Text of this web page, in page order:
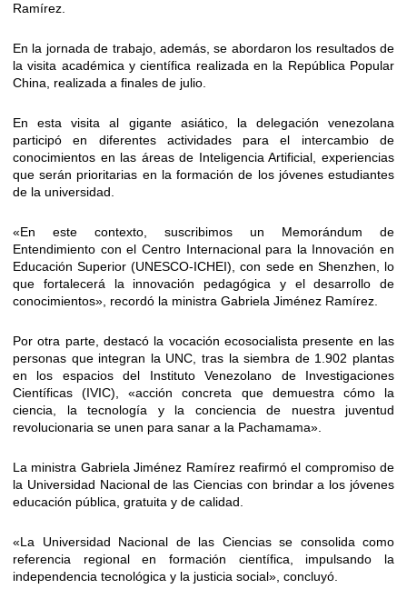
Ramírez.
En la jornada de trabajo, además, se abordaron los resultados de
la visita académica y científica realizada en la República Popular
China, realizada a finales de julio.
En esta visita al gigante asiático, la delegación venezolana
participó en diferentes actividades para el intercambio de
conocimientos en las áreas de Inteligencia Artificial, experiencias
que serán prioritarias en la formación de los jóvenes estudiantes
de la universidad.
«En este contexto, suscribimos un Memorándum de
Entendimiento con el Centro Internacional para la Innovación en
Educación Superior (UNESCO-ICHEI), con sede en Shenzhen, lo
que fortalecerá la innovación pedagógica y el desarrollo de
conocimientos», recordó la ministra Gabriela Jiménez Ramírez.
Por otra parte, destacó la vocación ecosocialista presente en las
personas que integran la UNC, tras la siembra de 1.902 plantas
en los espacios del Instituto Venezolano de Investigaciones
Científicas (IVIC), «acción concreta que demuestra cómo la
ciencia, la tecnología y la conciencia de nuestra juventud
revolucionaria se unen para sanar a la Pachamama».
La ministra Gabriela Jiménez Ramírez reafirmó el compromiso de
la Universidad Nacional de las Ciencias con brindar a los jóvenes
educación pública, gratuita y de calidad.
«La Universidad Nacional de las Ciencias se consolida como
referencia regional en formación científica, impulsando la
independencia tecnológica y la justicia social», concluyó.